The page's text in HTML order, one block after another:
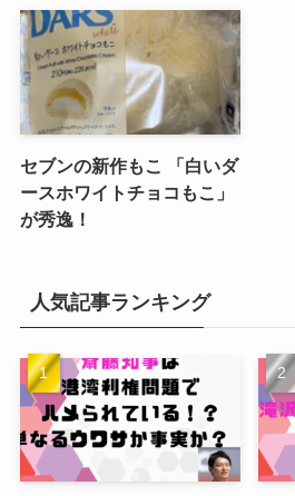
セブンの新作もこ 「白いダ
ースホワイトチョコもこ」
が秀逸！
人気記事ランキング